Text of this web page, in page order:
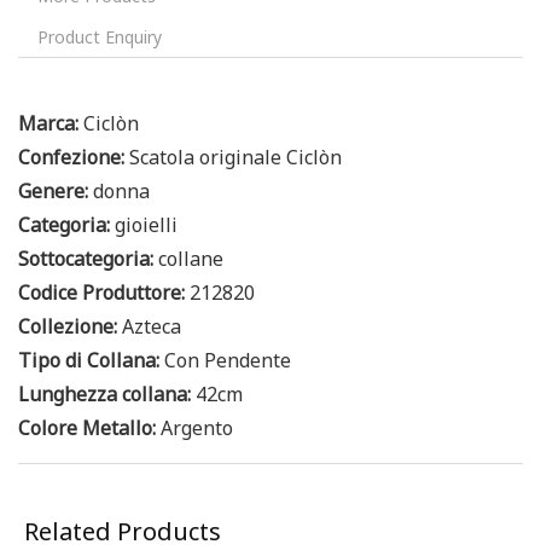
Product Enquiry
Marca:Ciclòn
Confezione:Scatola originale Ciclòn
Genere:donna
Categoria:gioielli
Sottocategoria:collane
Codice Produttore: 212820
Collezione:Azteca
Tipo di Collana:Con Pendente
Lunghezza collana: 42cm
Colore Metallo:Argento
Related Products